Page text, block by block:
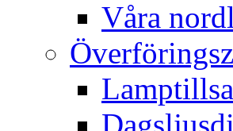
Våra